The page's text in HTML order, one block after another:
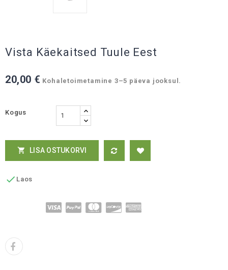
Vista Käekaitsed Tuule Eest
20,00 € Kohaletoimetamine 3–5 päeva jooksul.
Kogus
 LISA OSTUKORVI
 Laos